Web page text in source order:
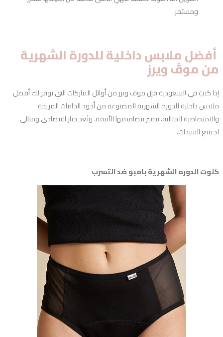
ومستمر.
ملابس داخلية للدورة الشهرية
موڤ ويرز
كنتِ في السعودية فإن موڤ ويرز من أوائل الماركات التي توفر لك أفضل
داخلية للدورة الشهرية المصنوعة من أجود الخامات المريحة
المثالية، تتميز بتصاميمها الأنيقة، وتُعد خيار اقتصادي ومثالي
السيدات.
الدوره الشهرية بامبو ضد التسرب